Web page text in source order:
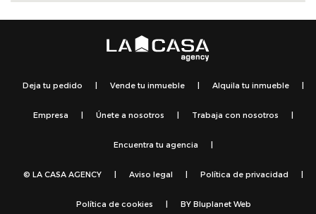
Deja tu pedido | Vende tu inmueble | Alquila tu inmueble |
Empresa | Únete a nosotros | Trabaja con nosotros |
Encuentra tu agencia |
© LA CASA AGENCY | Aviso legal | Política de privacidad |
Política de cookies | BY Bluplanet Web